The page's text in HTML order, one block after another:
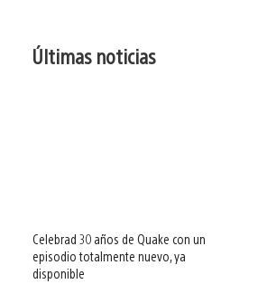
Últimas noticias
Celebrad 30 años de Quake con un
episodio totalmente nuevo, ya
disponible